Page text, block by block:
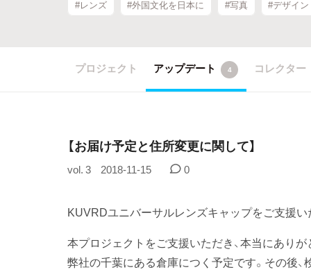
#レンズ #外国文化を日本に #写真 #デザイン
プロジェクト アップデート 4 コレクター
【お届け予定と住所変更に関して】
vol. 3 2018-11-15 0
KUVRDユニバーサルレンズキャップをご支援
本プロジェクトをご支援いただき、本当にあり
弊社の千葉にある倉庫につく予定です。その後、